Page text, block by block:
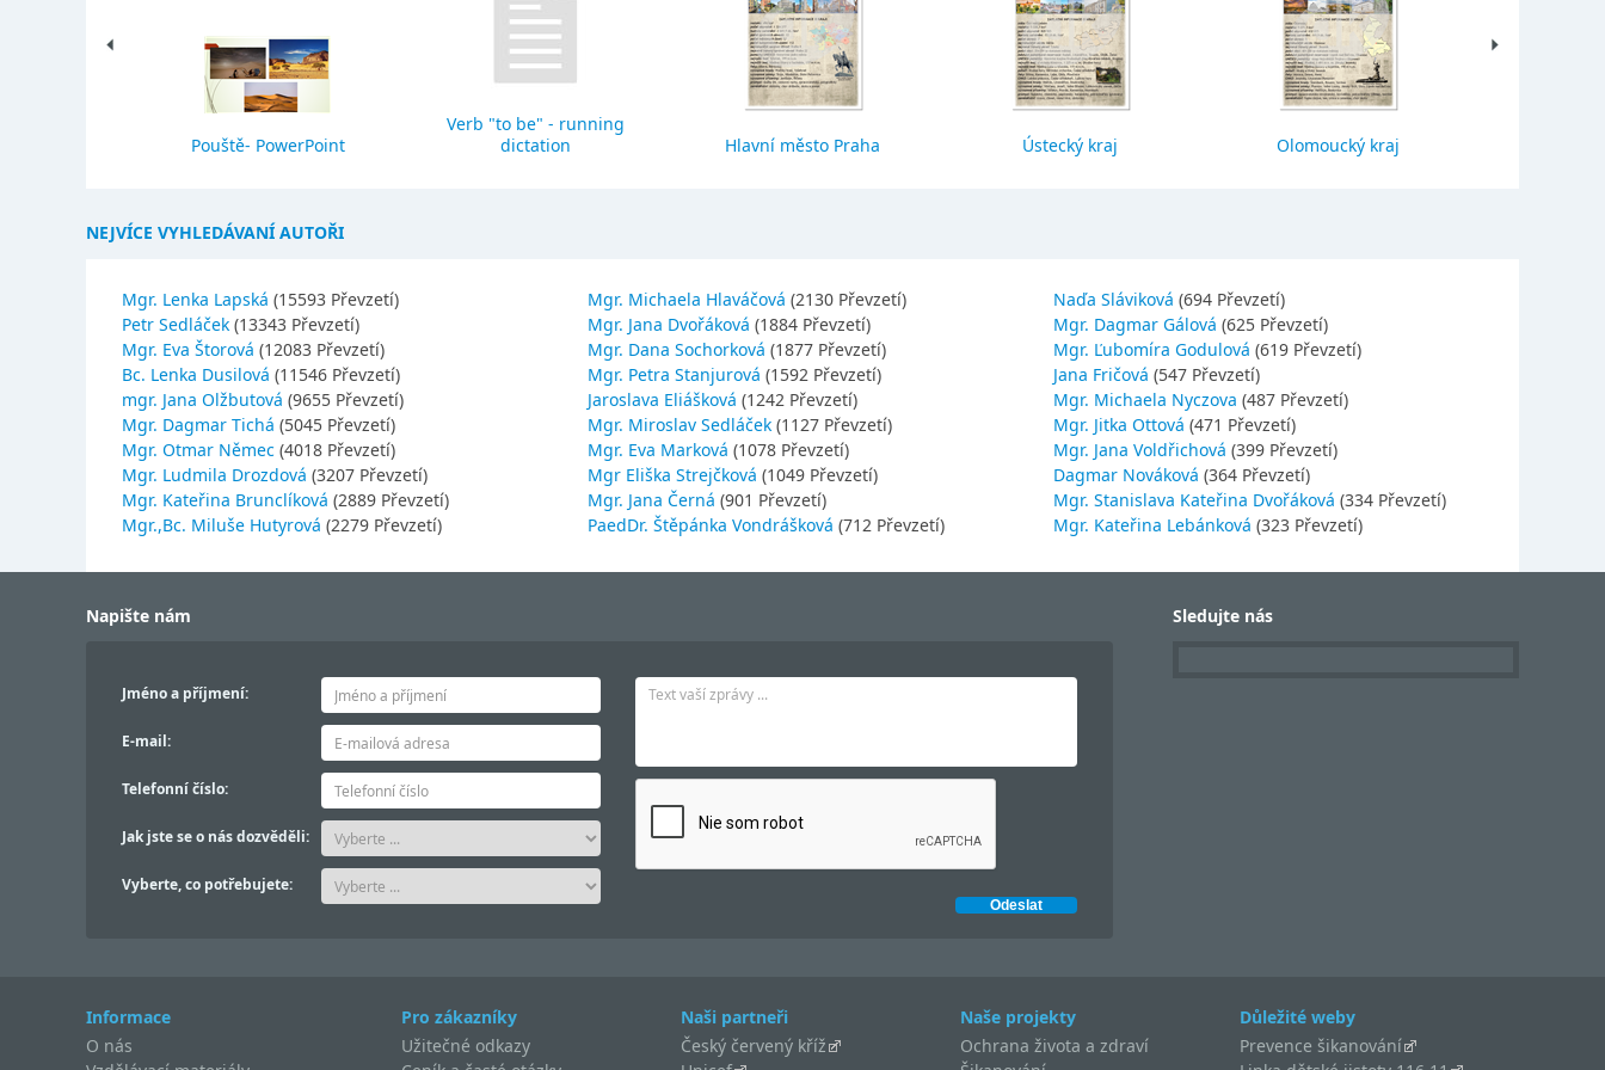
Pouště- PowerPoint
Verb "to be" - running
dictation
Hlavní město Praha Ústecký kraj Olomoucký kraj
NEJVÍCE VYHLEDÁVANÍ AUTOŘI
Mgr. Lenka Lapská (15593 Převzetí)
Petr Sedláček (13343 Převzetí)
Mgr. Eva Štorová (12083 Převzetí)
Bc. Lenka Dusilová (11546 Převzetí)
mgr. Jana Olžbutová (9655 Převzetí)
Mgr. Dagmar Tichá (5045 Převzetí)
Mgr. Otmar Němec (4018 Převzetí)
Mgr. Ludmila Drozdová (3207 Převzetí)
Mgr. Kateřina Brunclíková (2889 Převzetí)
Mgr.,Bc. Miluše Hutyrová (2279 Převzetí)
Mgr. Michaela Hlaváčová (2130 Převzetí)
Mgr. Jana Dvořáková (1884 Převzetí)
Mgr. Dana Sochorková (1877 Převzetí)
Mgr. Petra Stanjurová (1592 Převzetí)
Jaroslava Eliášková (1242 Převzetí)
Mgr. Miroslav Sedláček (1127 Převzetí)
Mgr. Eva Marková (1078 Převzetí)
Mgr Eliška Strejčková (1049 Převzetí)
Mgr. Jana Černá (901 Převzetí)
PaedDr. Štěpánka Vondrášková (712 Převzetí)
Naďa Sláviková (694 Převzetí)
Mgr. Dagmar Gálová (625 Převzetí)
Mgr. Ľubomíra Godulová (619 Převzetí)
Jana Fričová (547 Převzetí)
Mgr. Michaela Nyczova (487 Převzetí)
Mgr. Jitka Ottová (471 Převzetí)
Mgr. Jana Voldřichová (399 Převzetí)
Dagmar Nováková (364 Převzetí)
Mgr. Stanislava Kateřina Dvořáková (334 Převzetí)
Mgr. Kateřina Lebánková (323 Převzetí)
Napište nám
Jméno a příjmení:
E-mail:
Telefonní číslo:
Jak jste se o nás dozvěděli:
Vyberte, co potřebujete:
Sledujte nás
Informace
O nás
Pro zákazníky
Užitečné odkazy
Naši partneři
Český červený kříž
Naše projekty
Ochrana života a zdraví
Důležité weby
Prevence šikanování